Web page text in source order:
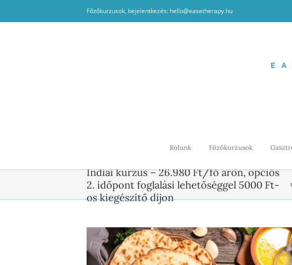
Főzőkurzusok, bejelentkezés: hello@easetherapy.hu
Rólunk Főzőkurzusok
Indiai kurzus – 26.980 Ft/fő áron, opciós
2. időpont foglalási lehetőséggel 5000 Ft-
os kiegészítő díjon